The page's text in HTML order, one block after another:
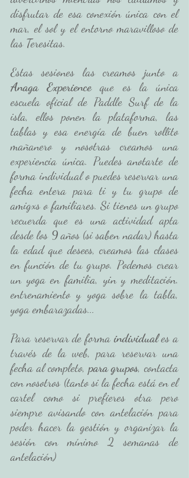
disfrutar de esa conexión única con el
mar, el sol y el entorno maravilloso de
las Teresitas.
Anaga Experience que es la única
escuela oficial de Paddle Surf de la
isla, ellos ponen la plataforma, las
tablas y esa energía de buen rollito
mañanero y nosotras creamos una
experiencia única. Puedes anotarte de
forma individual o puedes reservar una
fecha entera para ti y tu grupo de
amigxs o familiares. Si tienes un grupo
recuerda que es una actividad apta
desde los 9 años (si saben nadar) hasta
la edad que desees, creamos las clases
en función de tu grupo. Podemos crear
un yoga en familia, yin y meditación.
entrenamiento y yoga sobre la tabla,
yoga embarazadas...
Para reservar de forma individual es a
través de la web, para reservar una
fecha al completo, para grupos, contacta
con nosotros (tanto si la fecha está en el
cartel como si prefieres otra pero
siempre avisando con antelación para
poder hacer la gestión y organizar la
sesión con mínimo 2 semanas de
antelación)